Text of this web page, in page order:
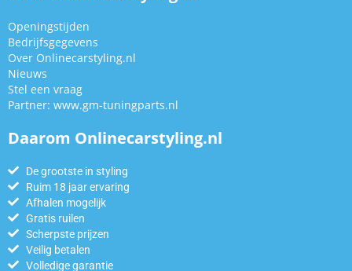
Openingstijden
Bedrijfsgegevens
Over Onlinecarstyling.nl
Nieuws
Stel een vraag
Partner: www.gm-tuningparts.nl
Daarom Onlinecarstyling.nl
De grootste in styling
Ruim 18 jaar ervaring
Afhalen mogelijk
Gratis ruilen
Scherpste prijzen
Veilig betalen
Volledige garantie